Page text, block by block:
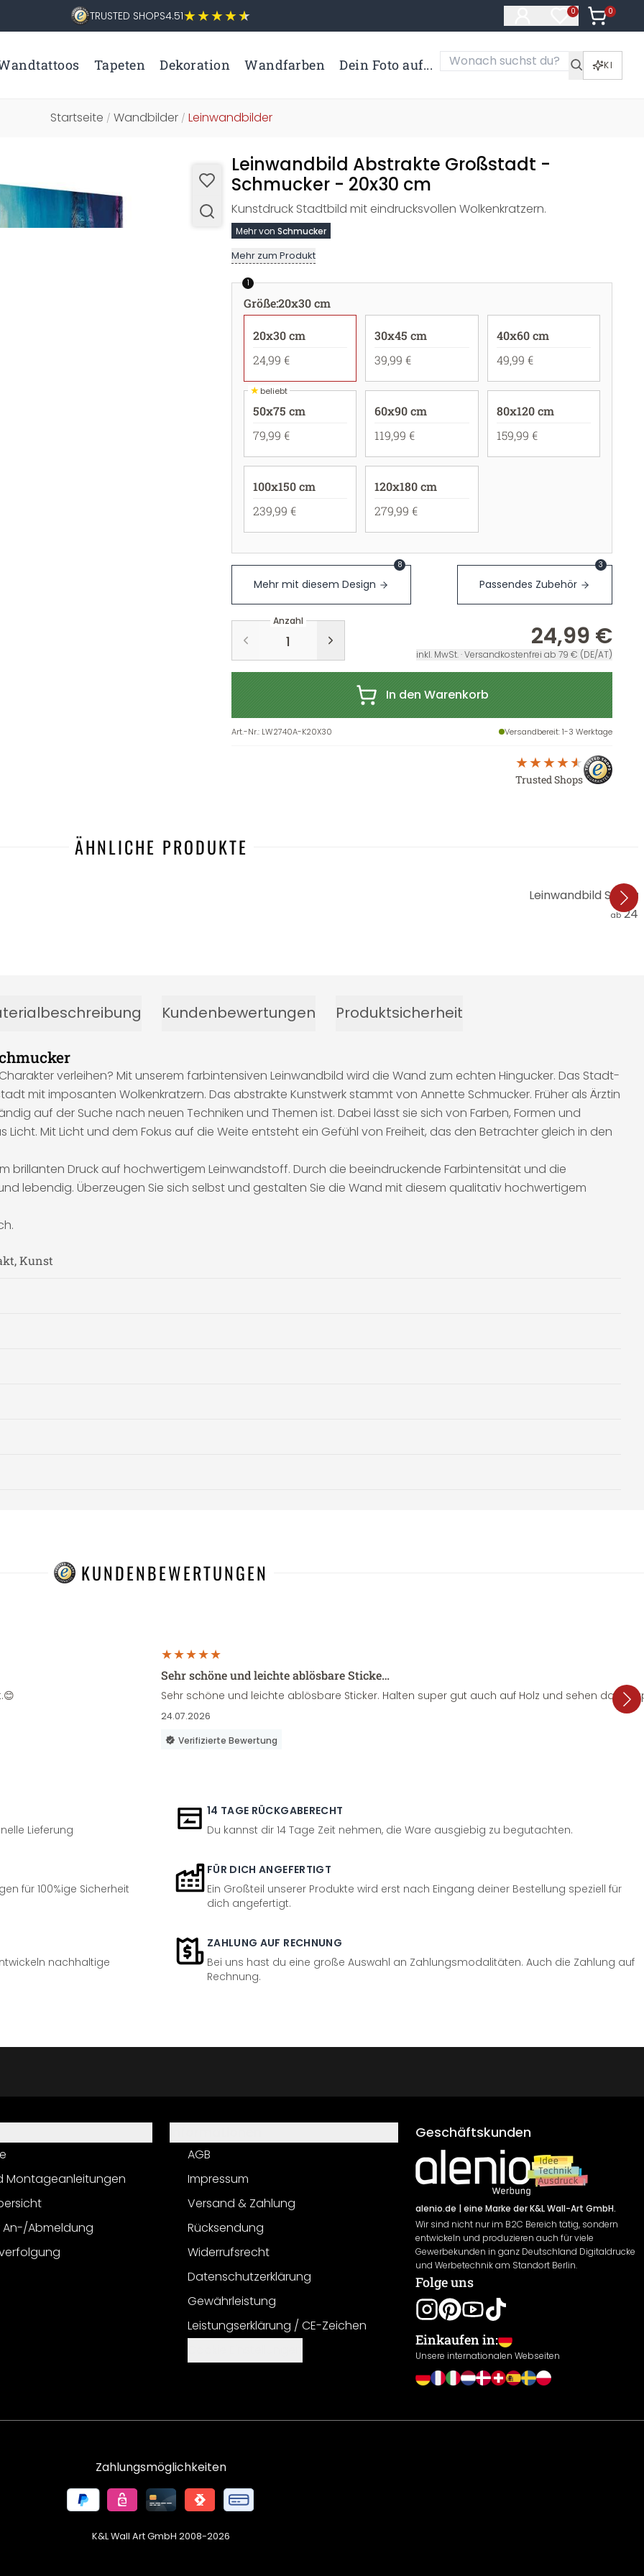
TRUSTED SHOPS4.51 0
Artikel im
0
Artikel
Tapeten Dekoration Wandfarben Dein Foto auf... KI
Startseite / Wandbilder/ Leinwandbilder
Leinwandbild Abstrakte Großstadt -
Schmucker - 20x30 cm
Kunstdruck Stadtbild mit eindrucksvollen Wolkenkratzern.
Mehr von Schmucker
Mehr zum Produkt
1
Größe:20x30 cm
20x30 cm
24,99 €
30x45 cm
39,99 €
40x60 cm
49,99 €
★beliebt
50x75 cm
79,99 €
60x90 cm
119,99 €
80x120 cm
159,99 €
100x150 cm
239,99 €
120x180 cm
279,99 €
Mehr mit diesem Design
8
Passendes Zubehör
3
Anzahl
24,99 €
inkl. MwSt. · Versandkostenfrei ab 79 € (DE/AT)
In den Warenkorb
Art.-Nr.: LW2740A-K20X30 Versandbereit: 1-3 Werktage
Trusted Shops
ÄHNLICHE PRODUKTE
Leinwandbild
ab
Kundenbewertungen Produktsicherheit
verleihen? Mit unserem farbintensiven Leinwandbild wird die Wand zum echten Hingucker. Das Stadt-
mit imposanten Wolkenkratzern. Das abstrakte Kunstwerk stammt von Annette Schmucker. Früher als Ärztin
auf der Suche nach neuen Techniken und Themen ist. Dabei lässt sie sich von Farben, Formen und
Mit Licht und dem Fokus auf die Weite entsteht ein Gefühl von Freiheit, das den Betrachter gleich in den
brillanten Druck auf hochwertigem Leinwandstoff. Durch die beeindruckende Farbintensität und die
lebendig. Überzeugen Sie sich selbst und gestalten Sie die Wand mit diesem qualitativ hochwertigem
Kunst
KUNDENBEWERTUNGEN
Sehr schöne und leichte ablösbare Sticke…
Sehr schöne und leichte ablösbare Sticker. Halten super gut auch auf Holz und sehen dazu
24.07.2026
Verifizierte Bewertung
Lieferung
14 TAGE RÜCKGABERECHT
Du kannst dir 14 Tage Zeit nehmen, die Ware ausgiebig zu begutachten.
für 100%ige Sicherheit
FÜR DICH ANGEFERTIGT
Ein Großteil unserer Produkte wird erst nach Eingang deiner Bestellung speziell für
dich angefertigt.
nachhaltige
ZAHLUNG AUF RECHNUNG
Bei uns hast du eine große Auswahl an Zahlungsmodalitäten. Auch die Zahlung auf
Rechnung.
Montageanleitungen
An-/Abmeldung
AGB
Impressum
Versand & Zahlung
Rücksendung
Widerrufsrecht
Datenschutzerklärung
Gewährleistung
Leistungserklärung / CE-Zeichen
Geschäftskunden
alenio.de | eine Marke der K&L Wall-Art GmbH.
Wir sind nicht nur im B2C Bereich tätig, sondern
entwickeln und produzieren auch für viele
Gewerbekunden in ganz Deutschland Digitaldrucke
und Werbetechnik am Standort Berlin.
Folge uns
Einkaufen in:
Unsere internationalen Webseiten
Zahlungsmöglichkeiten
K&L Wall Art GmbH 2008-2026